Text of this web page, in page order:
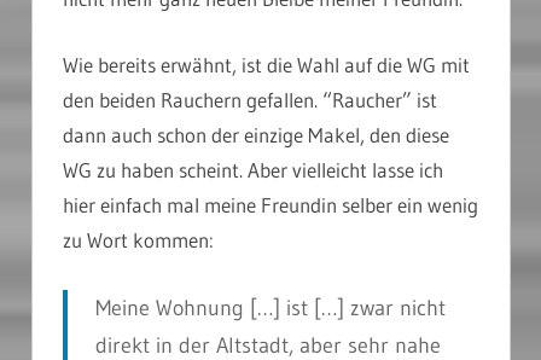
Wie bereits erwähnt, ist die Wahl auf die WG mit
den beiden Rauchern gefallen. “Raucher” ist
dann auch schon der einzige Makel, den diese
WG zu haben scheint. Aber vielleicht lasse ich
hier einfach mal meine Freundin selber ein wenig
zu Wort kommen:
Meine Wohnung […] ist […] zwar nicht
direkt in der Altstadt, aber sehr nahe